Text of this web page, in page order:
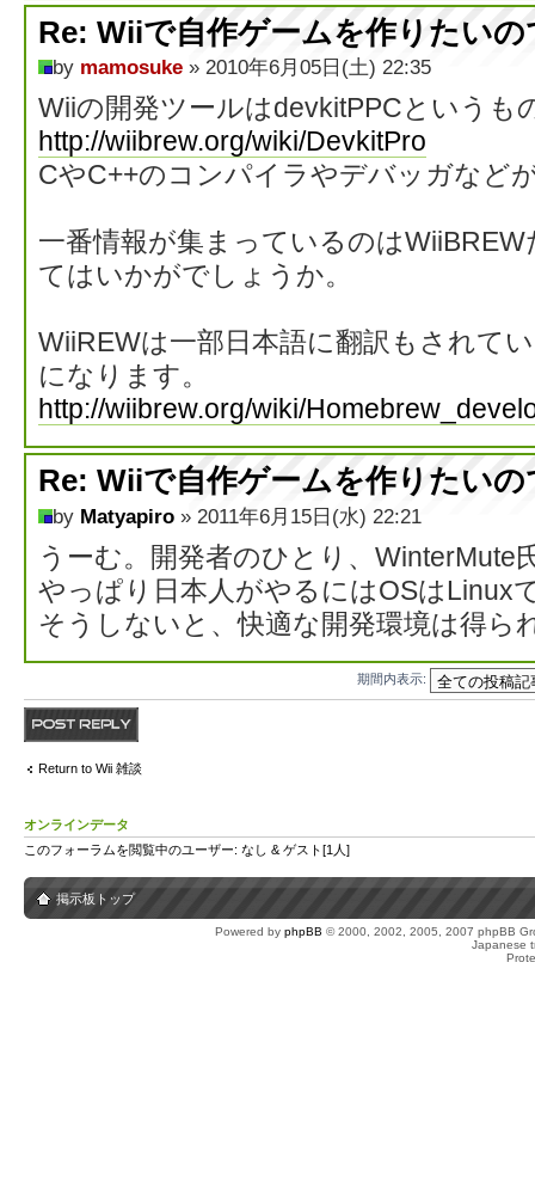
Re: Wiiで自作ゲームを作りたいの
by mamosuke » 2010年6月05日(土) 22:35
Wiiの開発ツールはdevkitPPCというも
http://wiibrew.org/wiki/DevkitPro
CやC++のコンパイラやデバッガなど
一番情報が集まっているのは
てはいかがでしょうか。
WiiREWは一部日本語に翻訳もされて
になります。
http://wiibrew.org/wiki/
Re: Wiiで自作ゲームを作りたいの
by Matyapiro » 2011年6月15日(水) 22:21
うーむ。開発者のひとり、WinterMute
やっぱり日本人がやるにはOSはLinux
そうしないと、快適な開発環境は得ら
期間内表示:
Return to Wii 雑談
オンラインデータ
このフォーラムを閲覧中のユーザー: なし & ゲスト[1人]
掲示板トップ
Powered by phpBB © 2000, 2002, 2005, 2007 phpBB
Japanese